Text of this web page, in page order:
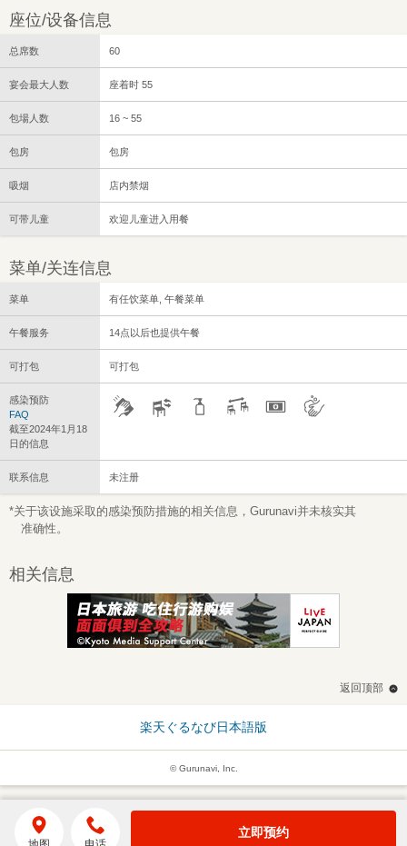
座位/设备信息
总席数 60
宴会最大人数 座着时 55
包場人数 16 ~ 55
包房 包房
吸烟 店内禁烟
可带儿童 欢迎儿童进入用餐
菜单/关连信息
菜单 有任饮菜单, 午餐菜单
午餐服务 14点以后也提供午餐
可打包 可打包
感染预防
FAQ
截至2024年1月18
日的信息
联系信息 未注册
*关于该设施采取的感染预防措施的相关信息，Gurunavi并未核实其
准确性。
相关信息
返回顶部
楽天ぐるなび日本語版
© Gurunavi, Inc.
立即预约